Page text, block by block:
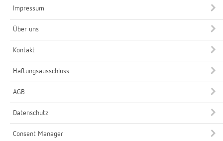
Impressum
Über uns
Kontakt
Haftungsausschluss
AGB
Datenschutz
Consent Manager